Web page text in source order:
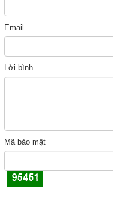
Email
Lời bình
Mã bảo mật